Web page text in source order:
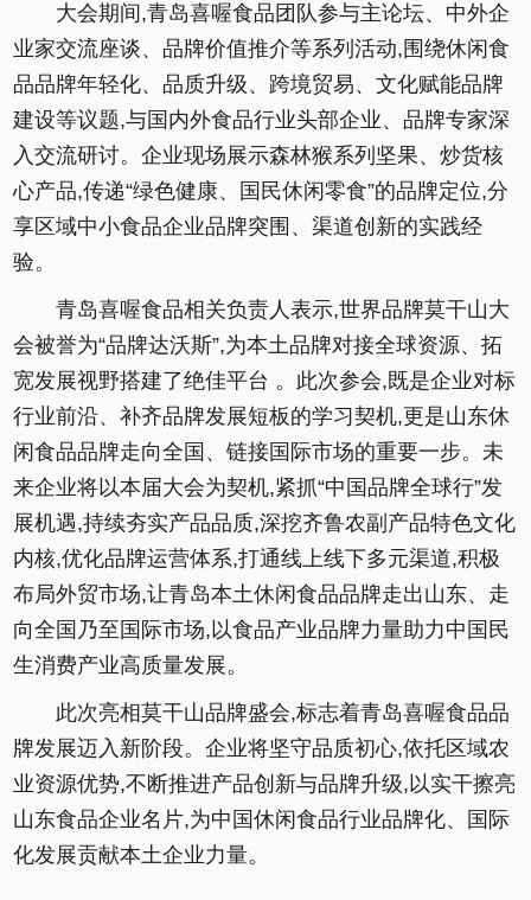
大会期间,青岛喜喔食品团队参与主论坛、中外企
业家交流座谈、品牌价值推介等系列活动,围绕休闲食
品品牌年轻化、品质升级、跨境贸易、文化赋能品牌
建设等议题,与国内外食品行业头部企业、品牌专家深
入交流研讨。企业现场展示森林猴系列坚果、炒货核
心产品,传递“绿色健康、国民休闲零食”的品牌定位,分
享区域中小食品企业品牌突围、渠道创新的实践经
验。
青岛喜喔食品相关负责人表示,世界品牌莫干山大
会被誉为“品牌达沃斯”,为本土品牌对接全球资源、拓
宽发展视野搭建了绝佳平台 。此次参会,既是企业对标
行业前沿、补齐品牌发展短板的学习契机,更是山东休
闲食品品牌走向全国、链接国际市场的重要一步。未
来企业将以本届大会为契机,紧抓“中国品牌全球行”发
展机遇,持续夯实产品品质,深挖齐鲁农副产品特色文化
内核,优化品牌运营体系,打通线上线下多元渠道,积极
布局外贸市场,让青岛本土休闲食品品牌走出山东、走
向全国乃至国际市场,以食品产业品牌力量助力中国民
生消费产业高质量发展。
此次亮相莫干山品牌盛会,标志着青岛喜喔食品品
牌发展迈入新阶段。企业将坚守品质初心,依托区域农
业资源优势,不断推进产品创新与品牌升级,以实干擦亮
山东食品企业名片,为中国休闲食品行业品牌化、国际
化发展贡献本土企业力量。